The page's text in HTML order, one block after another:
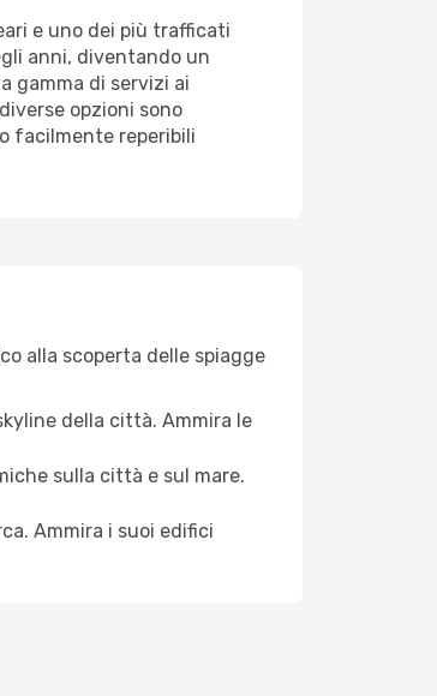
e uno dei più trafficati
anni, diventando un
gamma di servizi ai
opzioni sono
facilmente reperibili
alla scoperta delle spiagge
della città. Ammira le
sulla città e sul mare.
Ammira i suoi edifici